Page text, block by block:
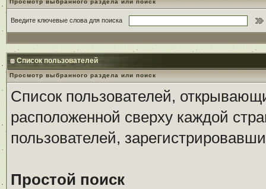
Введите ключевые слова для поиска
Список пользователей
Просмотр выбранного раздела или поиск
Список пользователей,
расположенной сверху каждой
пользователей,
Простой поиск